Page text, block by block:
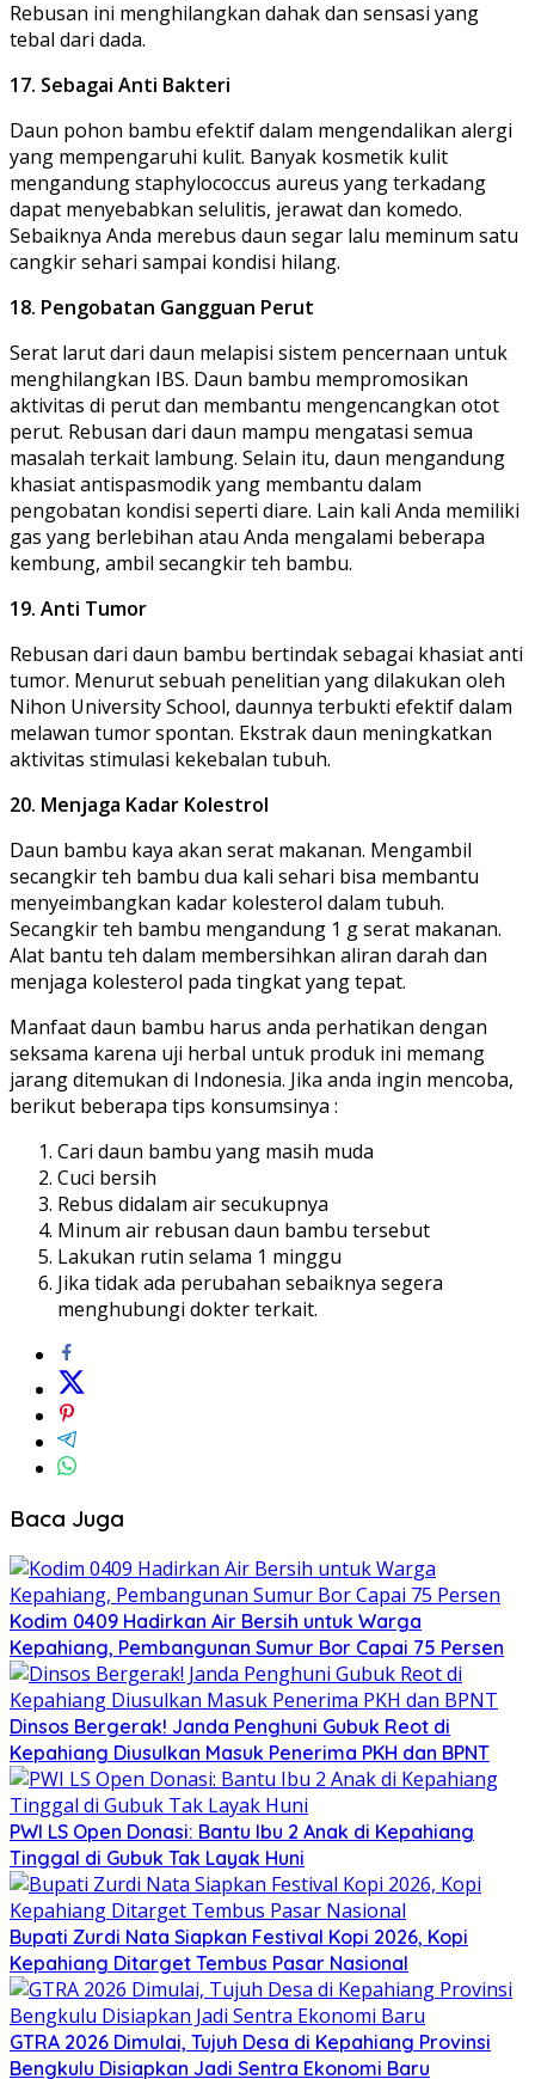
Rebusan ini menghilangkan dahak dan sensasi yang
tebal dari dada.
17. Sebagai Anti Bakteri
Daun pohon bambu efektif dalam mengendalikan alergi
yang mempengaruhi kulit. Banyak kosmetik kulit
mengandung staphylococcus aureus yang terkadang
dapat menyebabkan selulitis, jerawat dan komedo.
Sebaiknya Anda merebus daun segar lalu meminum satu
cangkir sehari sampai kondisi hilang.
18. Pengobatan Gangguan Perut
Serat larut dari daun melapisi sistem pencernaan untuk
menghilangkan IBS. Daun bambu mempromosikan
aktivitas di perut dan membantu mengencangkan otot
perut. Rebusan dari daun mampu mengatasi semua
masalah terkait lambung. Selain itu, daun mengandung
khasiat antispasmodik yang membantu dalam
pengobatan kondisi seperti diare. Lain kali Anda memiliki
gas yang berlebihan atau Anda mengalami beberapa
kembung, ambil secangkir teh bambu.
19. Anti Tumor
Rebusan dari daun bambu bertindak sebagai khasiat anti
tumor. Menurut sebuah penelitian yang dilakukan oleh
Nihon University School, daunnya terbukti efektif dalam
melawan tumor spontan. Ekstrak daun meningkatkan
aktivitas stimulasi kekebalan tubuh.
20. Menjaga Kadar Kolestrol
Daun bambu kaya akan serat makanan. Mengambil
secangkir teh bambu dua kali sehari bisa membantu
menyeimbangkan kadar kolesterol dalam tubuh.
Secangkir teh bambu mengandung 1 g serat makanan.
Alat bantu teh dalam membersihkan aliran darah dan
menjaga kolesterol pada tingkat yang tepat.
Manfaat daun bambu harus anda perhatikan dengan
seksama karena uji herbal untuk produk ini memang
jarang ditemukan di Indonesia. Jika anda ingin mencoba,
berikut beberapa tips konsumsinya :
Cari daun bambu yang masih muda
Cuci bersih
Rebus didalam air secukupnya
Minum air rebusan daun bambu tersebut
Lakukan rutin selama 1 minggu
Jika tidak ada perubahan sebaiknya segera
menghubungi dokter terkait.
Baca Juga
Kodim 0409 Hadirkan Air Bersih untuk Warga
Kepahiang, Pembangunan Sumur Bor Capai 75 Persen
Dinsos Bergerak! Janda Penghuni Gubuk Reot di
Kepahiang Diusulkan Masuk Penerima PKH dan BPNT
PWI LS Open Donasi: Bantu Ibu 2 Anak di Kepahiang
Tinggal di Gubuk Tak Layak Huni
Bupati Zurdi Nata Siapkan Festival Kopi 2026, Kopi
Kepahiang Ditarget Tembus Pasar Nasional
GTRA 2026 Dimulai, Tujuh Desa di Kepahiang Provinsi
Bengkulu Disiapkan Jadi Sentra Ekonomi Baru